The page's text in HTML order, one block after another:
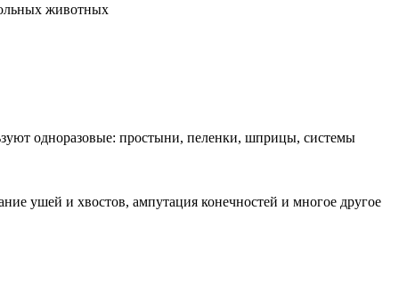
животных
одноразовые: простыни, пеленки, шприцы, системы
ушей и хвостов, ампутация конечностей и многое другое